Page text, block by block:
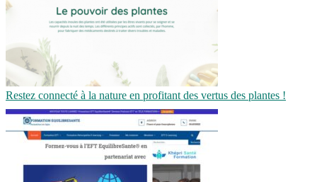
Restez connecté à la nature en profitant des vertus des plantes !